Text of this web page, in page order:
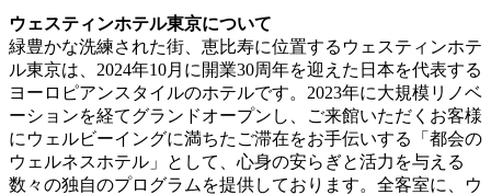
ウェスティンホテル東京について
緑豊かな洗練された街、恵比寿に位置するウェスティンホテ
ル東京は、2024年10月に開業30周年を迎えた日本を代表する
ヨーロピアンスタイルのホテルです。2023年に大規模リノベ
ーションを経てグランドオープンし、ご来館いただくお客様
にウェルビーイングに満ちたご滞在をお手伝いする「都会の
ウェルネスホテル」として、心身の安らぎと活力を与える
数々の独自のプログラムを提供しております。全客室に、ウ